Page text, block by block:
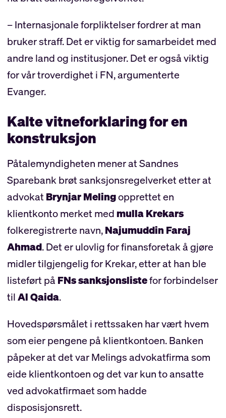
– Internasjonale forpliktelser fordrer at man
bruker straff. Det er viktig for samarbeidet med
andre land og institusjoner. Det er også viktig
for vår troverdighet i FN, argumenterte
Evanger.
Kalte vitneforklaring for en
konstruksjon
Påtalemyndigheten mener at Sandnes
Sparebank brøt sanksjonsregelverket etter at
advokatBrynjar Melingopprettet en
klientkonto merket medmulla Krekars
folkeregistrerte navn,Najumuddin Faraj
Ahmad. Det er ulovlig for finansforetak å gjøre
midler tilgjengelig for Krekar, etter at han ble
listeført på FNs sanksjonslistefor forbindelser
tilAl Qaida.
Hovedspørsmålet i rettssaken har vært hvem
som eier pengene på klientkontoen. Banken
påpeker at det var Melings advokatfirma som
eide klientkontoen og det var kun to ansatte
ved advokatfirmaet som hadde
disposisjonsrett.